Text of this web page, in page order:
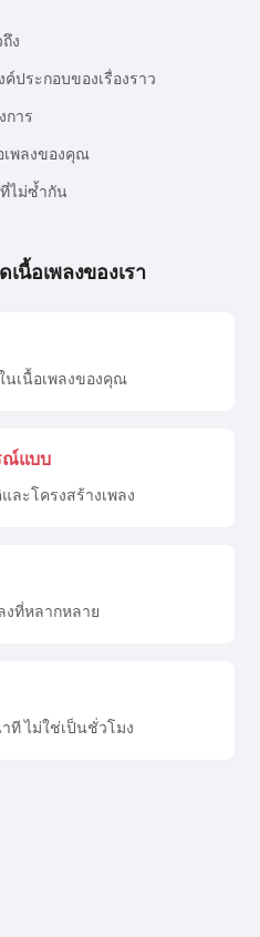
ง
ประกอบของเรื่องราว
การ
เพลงของคุณ
ไม่ซ้ำกัน
นื้อเพลงของเรา
นเนื้อเพลงของคุณ
ณ์แบบ
ละโครงสร้างเพลง
งที่หลากหลาย
ที ไม่ใช่เป็นชั่วโมง